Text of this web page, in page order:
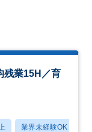
残業15H／育
業界未経験OK